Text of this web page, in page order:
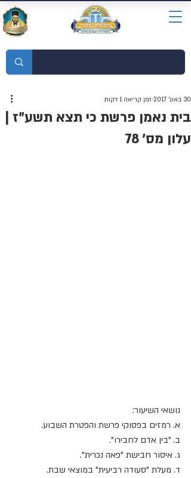
בית נאמן פרשת כי תצא תשע"ז |
עלון מס' 78
30 באוג׳ 2017 זמן קריאה 1 דקות
נושאי השיעור:
א. רמזים בפסוקי פרשת והפטרת השבוע.
ב. "בין אדם לחבירו".
ג. איסור חבישת "פאה נכרית".
ד. מעלת "סעודה רביעית" במוצאי שבת.